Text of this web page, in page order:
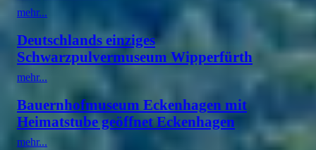
mehr...
Deutschlands einziges
Schwarzpulvermuseum Wipperfürth
mehr...
Bauernhofmuseum Eckenhagen mit
Heimatstube geöffnet Eckenhagen
mehr...